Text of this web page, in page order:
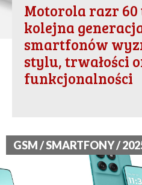
Motorola razr
kolejna
smartfonów
stylu, trwałości
funkcjonalności
GSM / SMARTFONY /